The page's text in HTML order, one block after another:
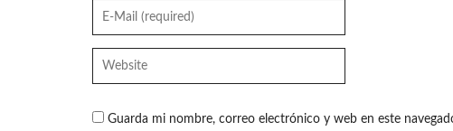
Guarda mi nombre, correo electrónico y web en este